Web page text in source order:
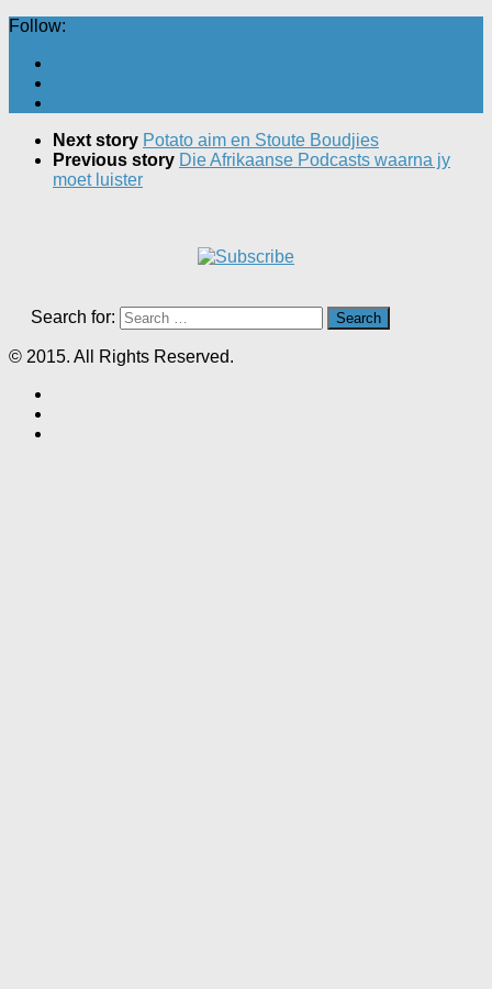
Follow:
Next story Potato aim en Stoute Boudjies
Previous story Die Afrikaanse Podcasts waarna jy
moet luister
Search for:
© 2015. All Rights Reserved.